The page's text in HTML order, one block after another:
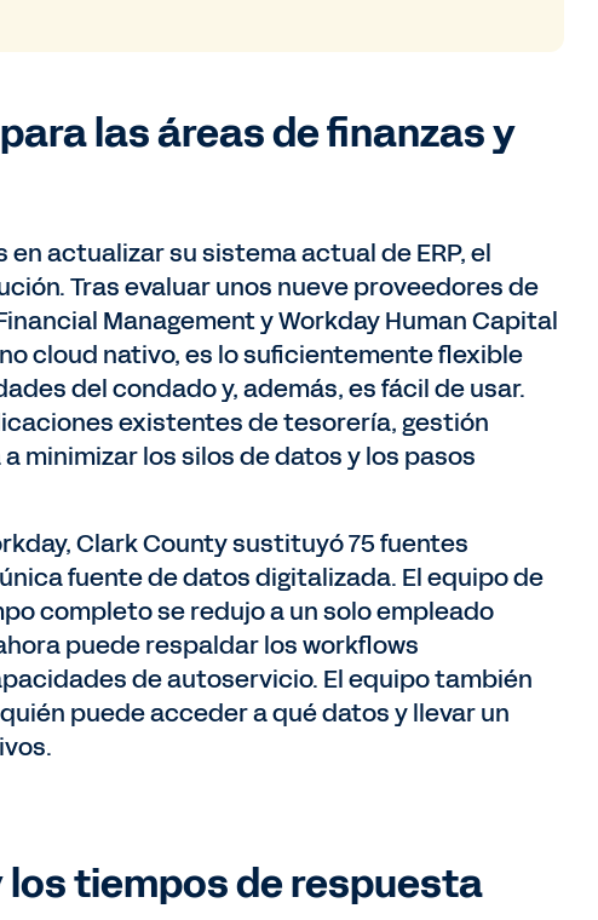
las áreas de finanzas y
actualizar su sistema actual de ERP, el
Tras evaluar unos nueve proveedores de
Management y Workday Human Capital
cloud nativo, es lo suficientemente flexible
del condado y, además, es fácil de usar.
existentes de tesorería, gestión
minimizar los silos de datos y los pasos
Clark County sustituyó 75 fuentes
fuente de datos digitalizada. El equipo de
completo se redujo a un solo empleado
puede respaldar los workflows
de autoservicio. El equipo también
puede acceder a qué datos y llevar un
tiempos de respuesta